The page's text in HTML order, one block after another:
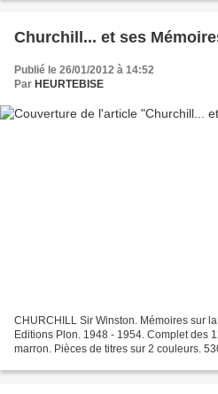
Churchill... et ses
Publié le 26/01/2012 à 14:52
Par HEURTEBISE
CHURCHILL Sir Winston. Mémoires sur
Editions Plon. 1948 - 1954. Complet des
marron. Pièces de titres sur 2 couleurs.